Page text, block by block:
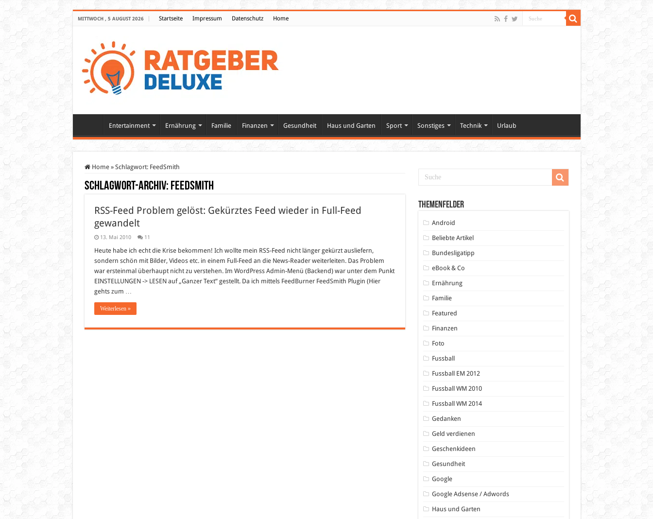
MITTWOCH , 5 AUGUST 2026 Startseite Impressum Datenschutz Home
Entertainment Ernährung Familie Finanzen Gesundheit Haus und Garten Sport Sonstiges Technik Urlaub
Home » Schlagwort: FeedSmith
Schlagwort-Archiv: FeedSmith
RSS-Feed Problem gelöst: Gekürztes Feed wieder in Full-Feed
gewandelt
13. Mai 2010 11
Heute habe ich echt die Krise bekommen! Ich wollte mein RSS-Feed nicht länger gekürzt ausliefern,
sondern schön mit Bilder, Videos etc. in einem Full-Feed an die News-Reader weiterleiten. Das Problem
war ersteinmal überhaupt nicht zu verstehen. Im WordPress Admin-Menü (Backend) war unter dem Punkt
EINSTELLUNGEN -> LESEN auf „Ganzer Text“ gestellt. Da ich mittels FeedBurner FeedSmith Plugin (Hier
gehts zum …
Weiterlesen »
Themenfelder
Android
Beliebte Artikel
Bundesligatipp
eBook & Co
Ernährung
Familie
Featured
Finanzen
Foto
Fussball
Fussball EM 2012
Fussball WM 2010
Fussball WM 2014
Gedanken
Geld verdienen
Geschenkideen
Gesundheit
Google
Google Adsense / Adwords
Haus und Garten